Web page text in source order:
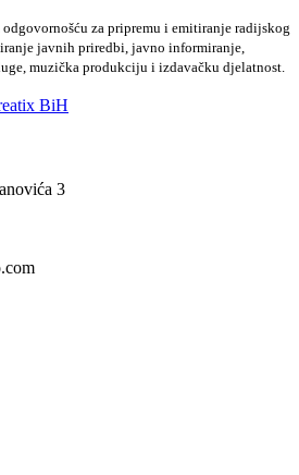
za pripremu i emitiranje radijskog
javnih priredbi, javno informiranje,
muzička produkciju i izdavačku djelatnost.
BiH
3